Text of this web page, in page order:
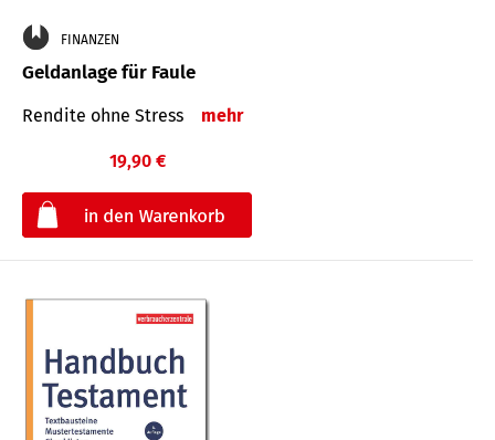
FINANZEN
Geldanlage für Faule
Rendite ohne Stress mehr
19,90 €